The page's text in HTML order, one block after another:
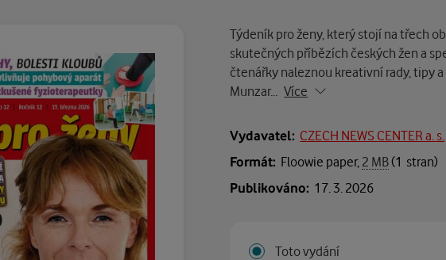
Týdeník pro ženy, který stojí na třech
skutečných příbězích českých žen a
čtenářky naleznou kreativní rady, tipy
Munzar…Více
Vydavatel: CZECH NEWS CENTER a. s.
Formát: Floowie paper, 2 MB(1 stran)
Publikováno: 17. 3. 2026
Toto vydání